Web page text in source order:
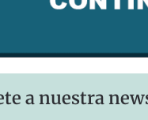
a nuestra